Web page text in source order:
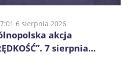
6 sierpnia 2026
akcja
7 sierpnia